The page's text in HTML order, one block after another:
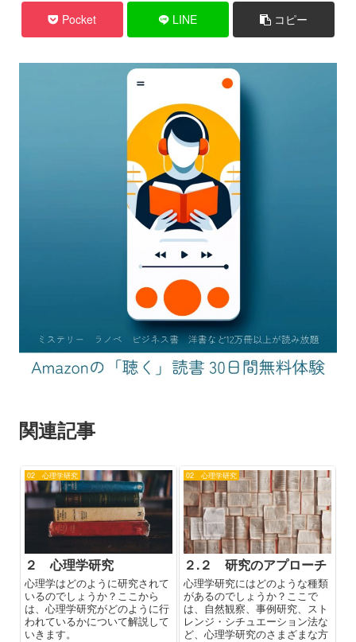
Pocket LINE コピー
関連記事
02 心理学研究
２ 心理学研究
心理学はどのように研究されて
いるのでしょうか？ここから
は、心理学研究がどのように行
われているかについて解説して
いきます。
02 心理学研究
２.２ 研究のアプローチ
心理学研究にはどのような種類
があるのでしょうか？ここで
は、自然観察、事例研究、スト
レンジ・シチュエーション法な
ど、心理学研究のさまざまな方